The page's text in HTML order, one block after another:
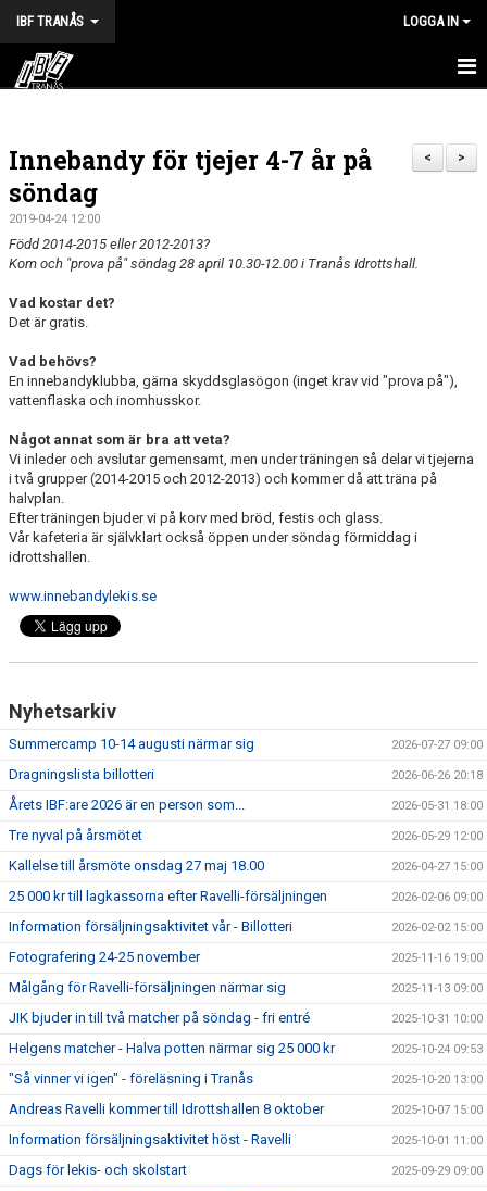
IBF TRANÅS LOGGA IN
FÖRENINGEN
VÅRA LAG
TRÄNINGSTIDER
KALENDER
BILDGALLERI
DOKUMENT
HALVA POTTEN
>
<
Innebandy för tjejer 4-7 år på
söndag
2019-04-24 12:00
Född 2014-2015 eller 2012-2013?
Kom och "prova på" söndag 28 april 10.30-12.00 i Tranås Idrottshall.
Vad kostar det?
Det är gratis.
Vad behövs?
En innebandyklubba, gärna skyddsglasögon (inget krav vid "prova på"),
vattenflaska och inomhusskor.
Något annat som är bra att veta?
Vi inleder och avslutar gemensamt, men under träningen så delar vi tjejerna
i två grupper (2014-2015 och 2012-2013) och kommer då att träna på
halvplan.
Efter träningen bjuder vi på korv med bröd, festis och glass.
Vår kafeteria är självklart också öppen under söndag förmiddag i
idrottshallen.
www.innebandylekis.se
Nyhetsarkiv
Summercamp 10-14 augusti närmar sig 2026-07-27 09:00
Dragningslista billotteri 2026-06-26 20:18
Årets IBF:are 2026 är en person som... 2026-05-31 18:00
Tre nyval på årsmötet 2026-05-29 12:00
Kallelse till årsmöte onsdag 27 maj 18.00 2026-04-27 15:00
25 000 kr till lagkassorna efter Ravelli-försäljningen 2026-02-06 09:00
Information försäljningsaktivitet vår - Billotteri 2026-02-02 15:00
Fotografering 24-25 november 2025-11-16 19:00
Målgång för Ravelli-försäljningen närmar sig 2025-11-13 09:00
JIK bjuder in till två matcher på söndag - fri entré 2025-10-31 10:00
Helgens matcher - Halva potten närmar sig 25 000 kr 2025-10-24 09:53
"Så vinner vi igen" - föreläsning i Tranås 2025-10-20 13:00
Andreas Ravelli kommer till Idrottshallen 8 oktober 2025-10-07 15:00
Information försäljningsaktivitet höst - Ravelli 2025-10-01 11:00
Dags för lekis- och skolstart 2025-09-29 09:00